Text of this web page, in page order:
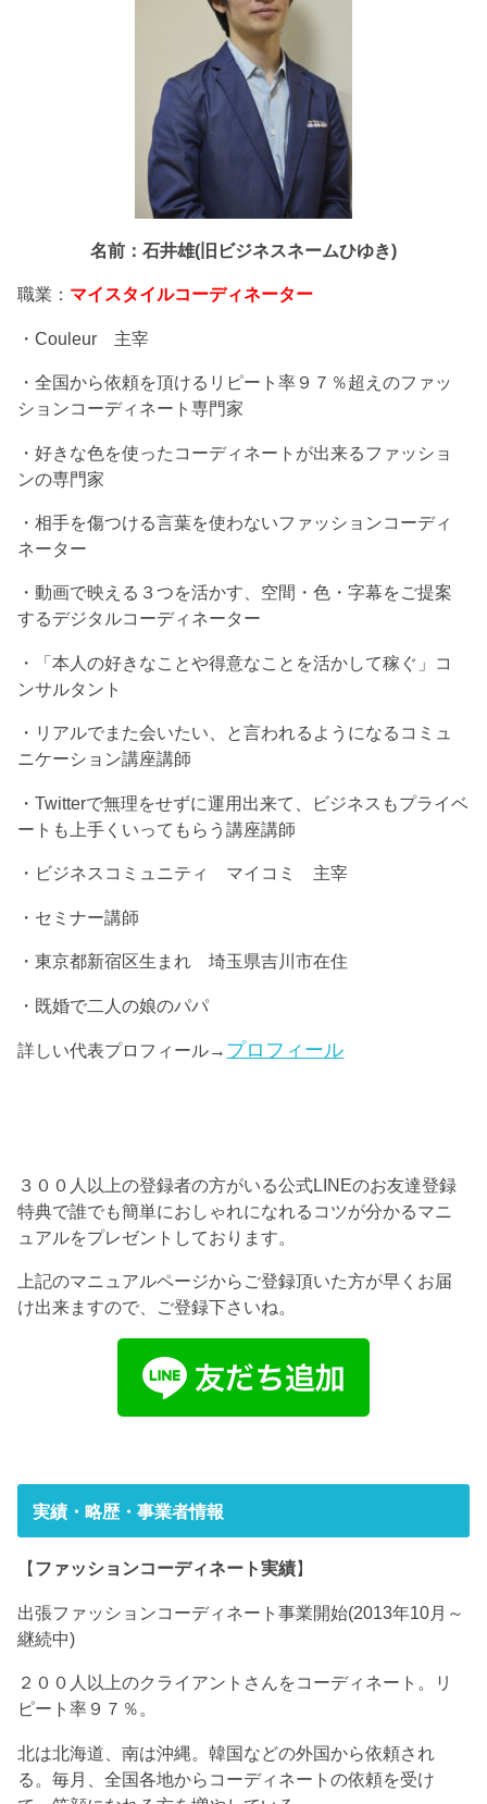
名前：石井雄(旧ビジネスネームひゆき)
職業： マイスタイルコーディネーター
・Couleur 主宰
・全国から依頼を頂けるリピート率９７％超えのファッ
ションコーディネート専門家
・好きな色を使ったコーディネートが出来るファッショ
ンの専門家
・相手を傷つける言葉を使わないファッションコーディ
ネーター
・動画で映える３つを活かす、空間・色・字幕をご提案
するデジタルコーディネーター
・「本人の好きなことや得意なことを活かして稼ぐ」コ
ンサルタント
・リアルでまた会いたい、と言われるようになるコミュ
ニケーション講座講師
・Twitterで無理をせずに運用出来て、ビジネスもプライベ
ートも上手くいってもらう講座講師
・ビジネスコミュニティ マイコミ 主宰
・セミナー講師
・東京都新宿区生まれ 埼玉県吉川市在住
・既婚で二人の娘のパパ
詳しい代表プロフィール→ プロフィール
３００人以上の登録者の方がいる公式LINEのお友達登録
特典で誰でも簡単におしゃれになれるコツが分かるマニ
ュアルをプレゼントしております。
上記のマニュアルページからご登録頂いた方が早くお届
け出来ますので、ご登録下さいね。
実績・略歴・事業者情報
【 ファッションコーディネート実績】
出張ファッションコーディネート事業開始(2013年10月～
継続中)
２００人以上のクライアントさんをコーディネート。リ
ピート率９７％。
北は北海道、南は沖縄。韓国などの外国から依頼され
る。毎月、全国各地からコーディネートの依頼を受け